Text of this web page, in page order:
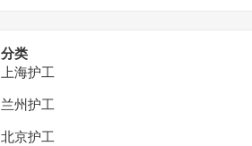
分类
上海护工
兰州护工
北京护工